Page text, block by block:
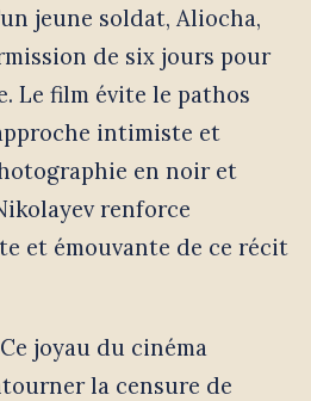
jeune soldat, Aliocha,
de six jours pour
Le film évite le pathos
intimiste et
en noir et
renforce
et émouvante de ce récit
joyau du cinéma
la censure de